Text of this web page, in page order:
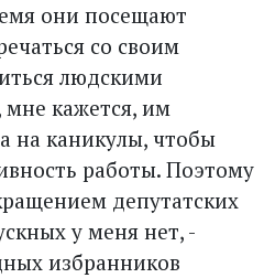
они посещают
со своим
людскими
кажется, им
на каникулы, чтобы
работы. Поэтому
депутатских
у меня нет, -
избранников